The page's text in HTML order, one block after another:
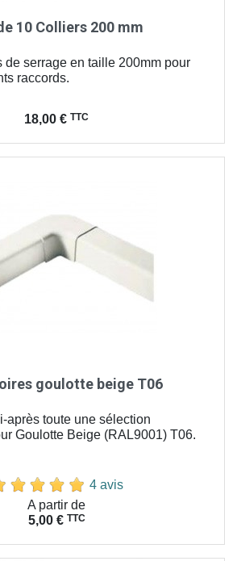
10 Colliers 200 mm
de serrage en taille 200mm pour
raccords.
18,00 € TTC
goulotte beige T06
après toute une sélection
Goulotte Beige (RAL9001) T06.
4 avis
A partir de
5,00 € TTC